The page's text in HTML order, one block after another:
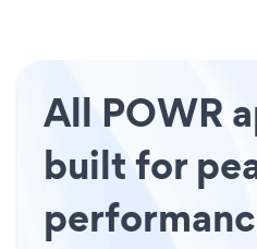
All POWR
built for